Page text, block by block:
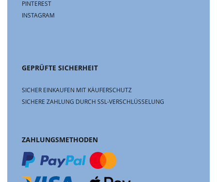
PINTEREST
INSTAGRAM
GEPRÜFTE SICHERHEIT
SICHER EINKAUFEN MIT KÄUFERSCHUTZ
SICHERE ZAHLUNG DURCH SSL-VERSCHLÜSSELUNG
ZAHLUNGSMETHODEN